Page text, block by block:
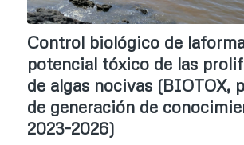
Control biológico de
potencial tóxico de las
de algas nocivas (BIOTOX,
de generación de
2023-2026)